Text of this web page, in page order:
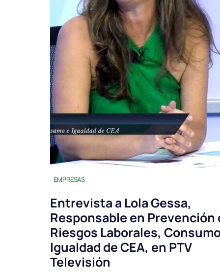
EMPRESAS
Entrevista a Lola Gessa,
Responsable en Prevención
Riesgos Laborales,
Igualdad de CEA, en PTV
Televisión